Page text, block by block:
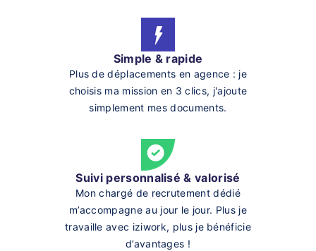
Simple & rapide
Plus de déplacements en agence : je
choisis ma mission en 3 clics, j'ajoute
simplement mes documents.
Suivi personnalisé & valorisé
Mon chargé de recrutement dédié
m’accompagne au jour le jour. Plus je
travaille avec iziwork, plus je bénéficie
d’avantages !